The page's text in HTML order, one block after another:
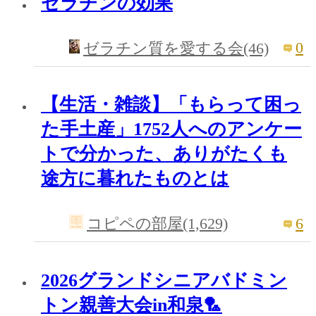
ゼラチン質を愛する会(46) 0
【生活・雑談】「もらって困っ
た手土産」1752人へのアンケー
トで分かった、ありがたくも
途方に暮れたものとは
コピペの部屋(1,629) 6
2026グランドシニアバドミン
トン親善大会in和泉🏸